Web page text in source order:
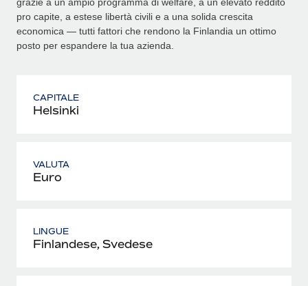
pro capite, a estese libertà civili e a una solida crescita
economica — tutti fattori che rendono la Finlandia un ottimo
posto per espandere la tua azienda.
CAPITALE
Helsinki
VALUTA
Euro
LINGUE
Finlandese, Svedese